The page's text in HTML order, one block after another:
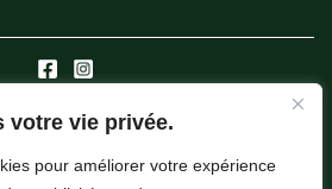
votre vie privée.
pour améliorer votre expérience